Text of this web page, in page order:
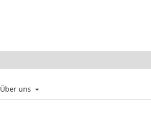
Über uns